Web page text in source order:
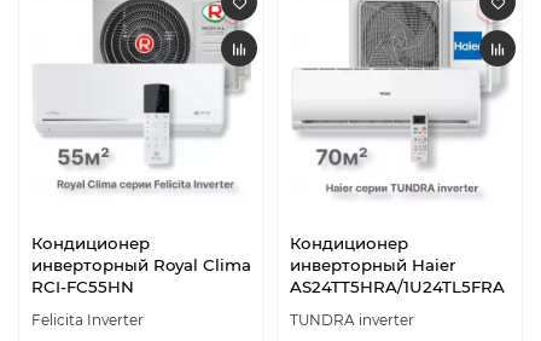
Кондиционер
инверторный Royal Clima
RCI-FC55HN
Felicita Inverter
Кондиционер
инверторный Haier
AS24TT5HRA/1U24TL5FRA
TUNDRA inverter